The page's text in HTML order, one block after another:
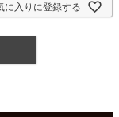
に入りに登録する